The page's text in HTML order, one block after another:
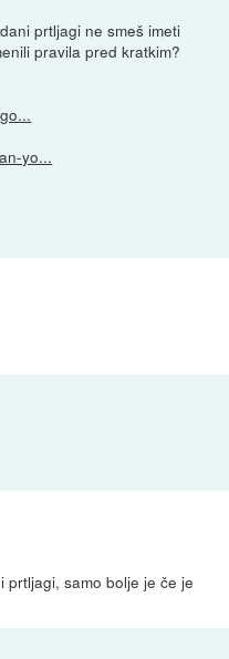
prtljagi ne smeš imeti
pravila pred kratkim?
yo...
prtljagi, samo bolje je če je